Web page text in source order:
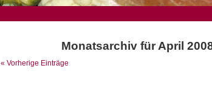
Monatsarchiv für April
« Vorherige Einträge